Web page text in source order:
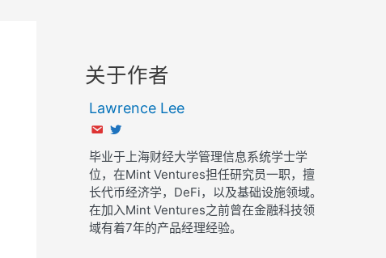
关于作者
Lawrence Lee
毕业于上海财经大学管理信息系统学士学
位，在Mint Ventures担任研究员一职，擅
长代币经济学，DeFi，以及基础设施领域。
在加入Mint Ventures之前曾在金融科技领
域有着7年的产品经理经验。